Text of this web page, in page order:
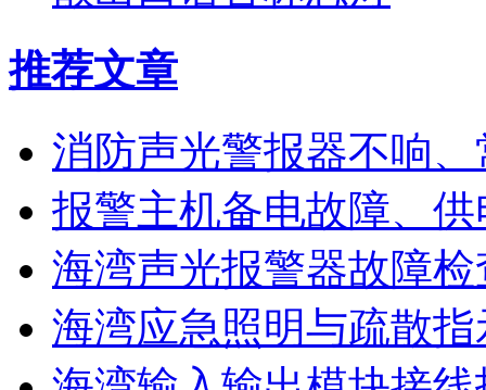
推荐文章
消防声光警报器不响
报警主机备电故障、
海湾声光报警器故障
海湾应急照明与疏散